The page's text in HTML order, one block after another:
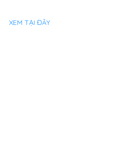
XEM TẠI ĐÂY